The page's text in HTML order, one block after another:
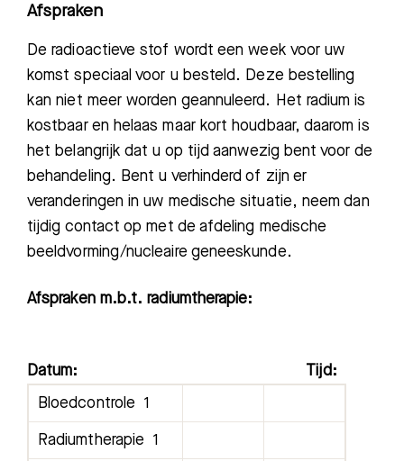
Afspraken
De radioactieve stof wordt een week voor uw
komst speciaal voor u besteld. Deze bestelling
kan niet meer worden geannuleerd. Het radium is
kostbaar en helaas maar kort houdbaar, daarom is
het belangrijk dat u op tijd aanwezig bent voor de
behandeling. Bent u verhinderd of zijn er
veranderingen in uw medische situatie, neem dan
tijdig contact op met de afdeling medische
beeldvorming/nucleaire geneeskunde.
Afspraken m.b.t. radiumtherapie:
Datum: Tijd:
Bloedcontrole 1
Radiumtherapie 1